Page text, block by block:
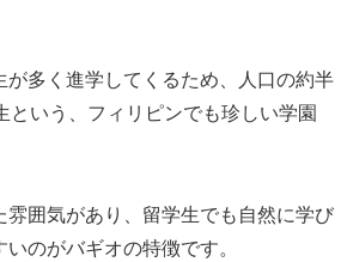
が多く進学してくるため、人口の約半
という、フィリピンでも珍しい学園
雰囲気があり、留学生でも自然に学び
のがバギオの特徴です。